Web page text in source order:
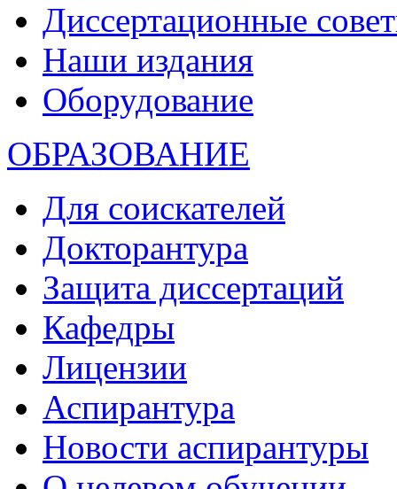
Диссертационные
Наши издания
Оборудование
ОБРАЗОВАНИЕ
Для соискателей
Докторантура
Защита диссертаций
Кафедры
Лицензии
Аспирантура
Новости аспирантуры